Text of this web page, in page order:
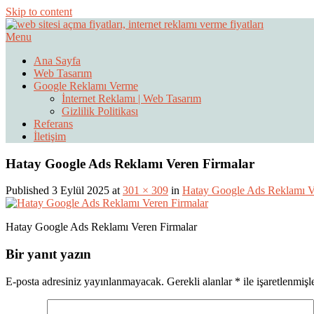
Skip to content
Web Sitesi Açma, İnternet Sitesi
Menu
Ana Sayfa
Web Tasarım
Google Reklamı Verme
İnternet Reklamı | Web Tasarım
Gizlilik Politikası
Referans
İletişim
Hatay Google Ads Reklamı Veren Firmalar
Published 3 Eylül 2025 at301 × 309 in Hatay Google Ads Reklamı
Hatay Google Ads Reklamı Veren Firmalar
Bir yanıt yazın
E-posta adresiniz yayınlanmayacak. Gerekli alanlar * ile